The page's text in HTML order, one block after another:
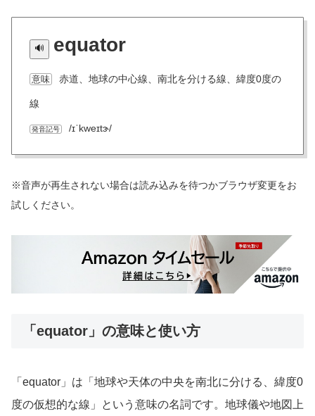
equator
意味 赤道、地球の中心線、南北を分ける線、緯度0度の
線
発音記号 /ɪˈkweɪtɝ/
※音声が再生されない場合は読み込みを待つかブラウザ変更をお
試しください。
「equator」の意味と使い方
「equator」は「地球や天体の中央を南北に分ける、緯度0
度の仮想的な線」という意味の名詞です。地球儀や地図上